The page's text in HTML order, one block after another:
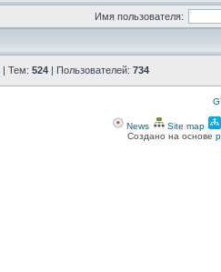
Имя пользователя:
| Тем: 524 | Пользователей: 734
News Site map
Создано на основе